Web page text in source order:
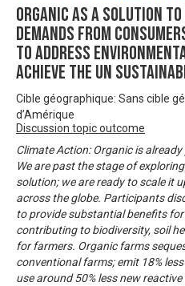
Organic as a solution
demands from
to address
achieve the UN
Cible géographique: Sans cible
d’Amérique
Discussion topic outcome
Climate Action: Organic is
We are past the stage of
solution; we are ready to scale it
across the globe. Participants
to provide substantial benefits
contributing to biodiversity, soil
for farmers. Organic farms
conventional farms; emit 18%
use around 50% less new